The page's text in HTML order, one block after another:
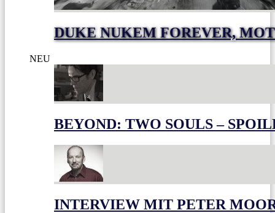
DUKE NUKEM FOREVER,
NEU
BEYOND: TWO SOULS –
INTERVIEW MIT PETER